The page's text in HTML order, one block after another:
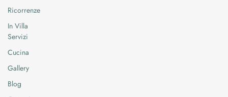
Ricorrenze
In Villa
Servizi
Cucina
Gallery
Blog